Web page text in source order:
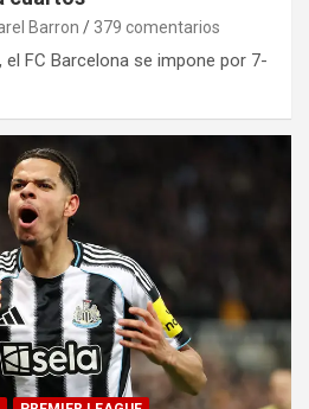
Barron 379 comentarios
el FC Barcelona se impone por 7-